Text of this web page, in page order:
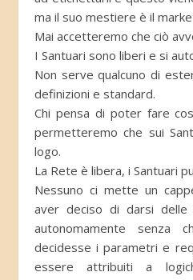
ma il suo mestiere è il
Mai accetteremo che ciò
I Santuari sono liberi e si
Non serve qualcuno di
definizioni e standard.
Chi pensa di poter fare
permetteremo che sui
logo.
La Rete è libera, i Santuari
Nessuno ci mette un
aver deciso di darsi delle
autonomamente senza
decidesse i parametri e
essere attribuiti a